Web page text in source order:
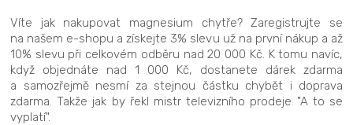
Víte jak nakupovat magnesium chytře? Zaregistrujte se
na našem e-shopu a získejte 3% slevu už na první nákup a až
10% slevu při celkovém odběru nad 20 000 Kč. K tomu navíc,
když objednáte nad 1 000 Kč, dostanete dárek zdarma
a samozřejmě nesmí za stejnou částku chybět i doprava
zdarma. Takže jak by řekl mistr televizního prodeje "A to se
vyplatí".